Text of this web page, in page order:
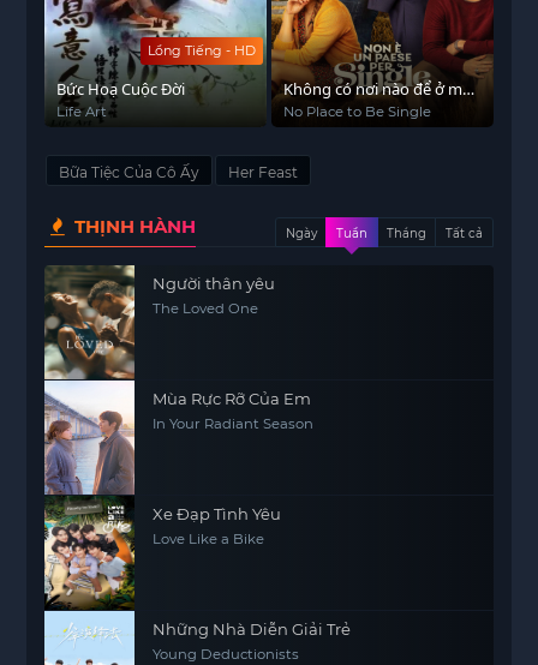
Lồng Tiếng - HD
Bức Hoạ Cuộc Đời
Life Art
Không có nơi nào để ở một
mình
No Place to Be Single
Bữa Tiệc Của Cô Ấy Her Feast
THỊNH HÀNH Ngày Tuần Tháng Tất cả
Người thân yêu
The Loved One
Mùa Rực Rỡ Của Em
In Your Radiant Season
Xe Đạp Tình Yêu
Love Like a Bike
Những Nhà Diễn Giải Trẻ
Young Deductionists